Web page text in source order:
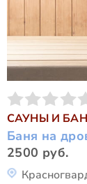
САУНЫ И
Баня на
2500 руб.